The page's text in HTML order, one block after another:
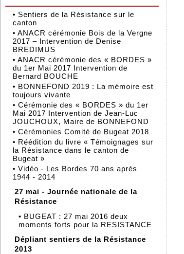
• Sentiers de la Résistance sur le
canton
• ANACR cérémonie Bois de la Vergne
2017 – Intervention de Denise
BREDIMUS
• ANACR cérémonie des « BORDES »
du 1er Mai 2017 Intervention de
Bernard BOUCHE
• BONNEFOND 2019 : La mémoire est
toujours vivante
• Cérémonie des « BORDES » du 1er
Mai 2017 Intervention de Jean-Luc
JOUCHOUX, Maire de BONNEFOND
• Cérémonies Comité de Bugeat 2018
• Réédition du livre « Témoignages sur
la Résistance dans le canton de
Bugeat »
• Vidéo - Les Bordes 70 ans après
1944 - 2014
27 mai - Journée nationale de la
Résistance
• BUGEAT : 27 mai 2016 deux
moments forts pour la RESISTANCE
Dépliant sentiers de la Résistance
2013